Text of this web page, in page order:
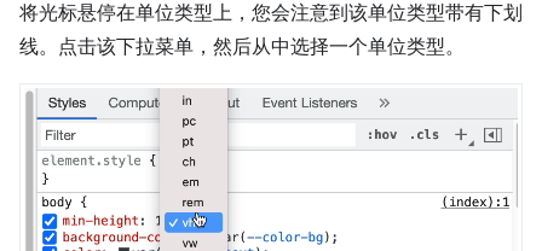
将光标悬停在单位类型上，您会注意到该单位类型带有下划
线。点击该下拉菜单，然后从中选择一个单位类型。